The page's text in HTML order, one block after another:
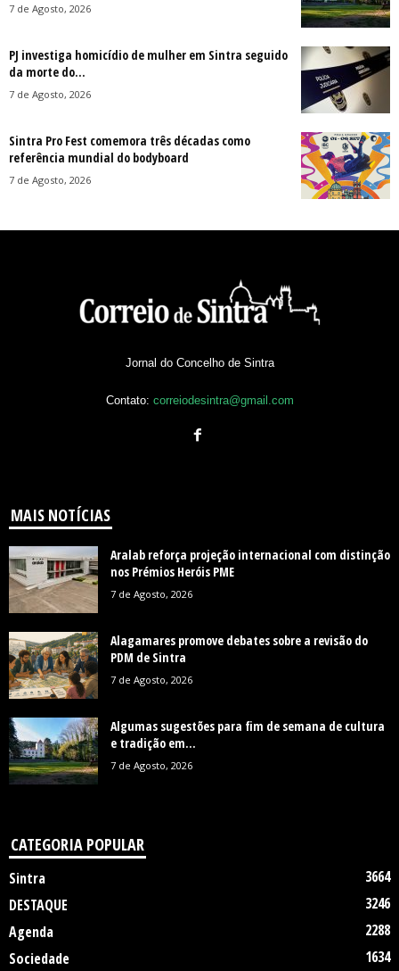
7 de Agosto, 2026
PJ investiga homicídio de mulher em Sintra seguido
da morte do...
7 de Agosto, 2026
Sintra Pro Fest comemora três décadas como
referência mundial do bodyboard
7 de Agosto, 2026
Jornal do Concelho de Sintra
Contato: correiodesintra@gmail.com
MAIS NOTÍCIAS
Aralab reforça projeção internacional com distinção
nos Prémios Heróis PME
7 de Agosto, 2026
Alagamares promove debates sobre a revisão do
PDM de Sintra
7 de Agosto, 2026
Algumas sugestões para fim de semana de cultura
e tradição em...
7 de Agosto, 2026
CATEGORIA POPULAR
Sintra
3664
DESTAQUE
3246
Agenda
2288
Sociedade
1634